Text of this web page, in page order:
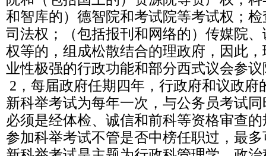
和智库的）德智院和考试院等考试权；
司法权；（包括报刊和网络的）传媒院
权等的，组成松散结合的理政府，因此
业性极强的行政功能和部分西式议会参
2，每届政府任期四年，行政府和议政府
新科举考试为每年一次，与公务员考试
必须是经体检、诚信和前科等资格审查
参加科举考试不管是否中榜任职过，最